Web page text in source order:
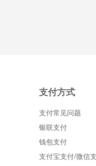
支付方式
支付常见问题
银联支付
钱包支付
支付宝支付/微信